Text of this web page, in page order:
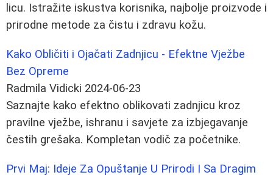
licu. Istražite iskustva korisnika, najbolje proizvode i
prirodne metode za čistu i zdravu kožu.
Kako Obličiti i Ojačati Zadnjicu - Efektne Vježbe
Bez Opreme
Radmila Vidicki 2024-06-23
Saznajte kako efektno oblikovati zadnjicu kroz
pravilne vježbe, ishranu i savjete za izbjegavanje
čestih grešaka. Kompletan vodič za početnike.
Prvi Maj: Ideje Za Opuštanje U Prirodi I Sa Dragim